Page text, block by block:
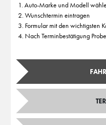
1. Auto-Marke und Modell
2. Wunschtermin eintragen
3. Formular mit den wichtigsten
4. Nach Terminbestätigung